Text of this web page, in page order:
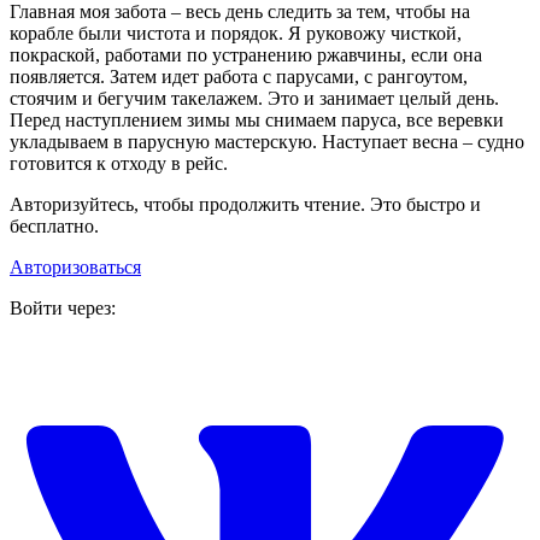
Главная моя забота – весь день следить за тем, чтобы на
корабле были чистота и порядок. Я руковожу чисткой,
покраской, работами по устранению ржавчины, если она
появляется. Затем идет работа с парусами, с рангоутом,
стоячим и бегучим такелажем. Это и занимает целый день.
Перед наступлением зимы мы снимаем паруса, все веревки
укладываем в парусную мастерскую. Наступает весна – судно
готовится к отходу в рейс.
Авторизуйтесь, чтобы продолжить чтение. Это быстро и
бесплатно.
Авторизоваться
Войти через: